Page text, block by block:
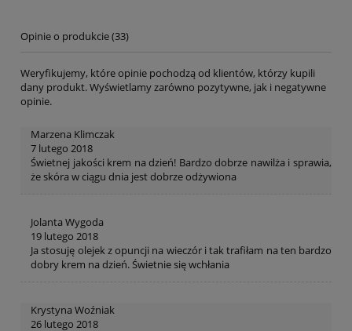
Opinie o produkcie (33)
Weryfikujemy, które opinie pochodzą od klientów, którzy kupili
dany produkt. Wyświetlamy zarówno pozytywne, jak i negatywne
opinie.
Marzena Klimczak
7 lutego 2018
Świetnej jakości krem na dzień! Bardzo dobrze nawilża i sprawia,
że skóra w ciągu dnia jest dobrze odżywiona
Jolanta Wygoda
19 lutego 2018
Ja stosuję olejek z opuncji na wieczór i tak trafiłam na ten bardzo
dobry krem na dzień. Świetnie się wchłania
Krystyna Woźniak
26 lutego 2018